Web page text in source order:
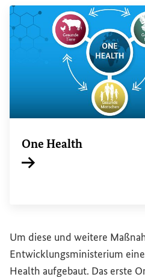
One Health
Um diese und weitere
Entwicklungsministerium
Health aufgebaut. Das erste